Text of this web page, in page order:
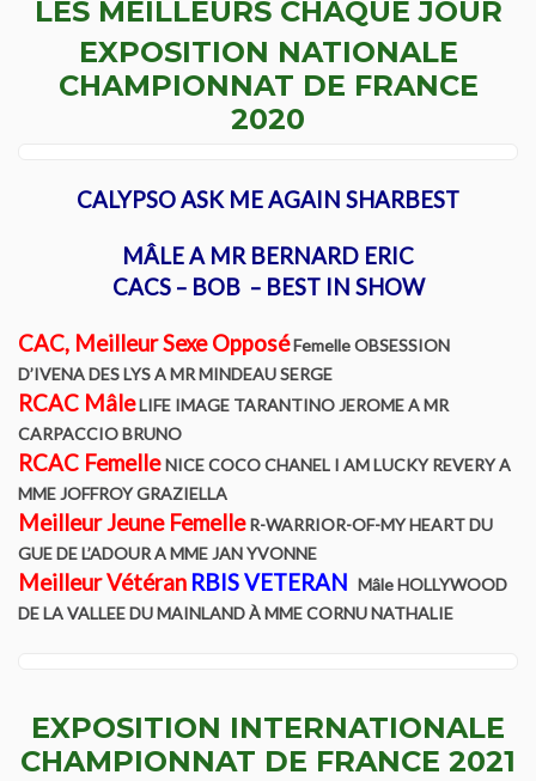
Le Yorkshire
Le standard et les points de non confirmation
La formule dentaire
Les couleurs de la robe chez le chien
Dépistage radiographique -Rotules- Cotations et Tan
Le Biewer
L’origine du Biewer Terrier
Le standard du Biewer Terrier
La morphologie du Biewer Terrier en images
LES MEILLEURS CHAQUE JOUR
EXPOSITION NATIONALE
CHAMPIONNAT DE FRANCE
2020
CALYPSO ASK ME AGAIN SHARBEST
MÂLE A MR BERNARD ERIC
CACS – BOB – BEST IN SHOW
CAC, Meilleur Sexe OpposéFemelle OBSESSION
D’IVENA DES LYS A MR MINDEAU SERGE
RCAC MâleLIFE IMAGE TARANTINO JEROME A MR
CARPACCIO BRUNO
RCAC FemelleNICE COCO CHANEL I AM LUCKY REVERY A
MME JOFFROY GRAZIELLA
Meilleur Jeune FemelleR-WARRIOR-OF-MY HEART DU
GUE DE L’ADOUR A MME JAN YVONNE
Meilleur Vétéran RBIS VETERAN Mâle HOLLYWOOD
DE LA VALLEE DU MAINLAND À MME CORNU NATHALIE
EXPOSITION INTERNATIONALE
CHAMPIONNAT DE FRANCE 2021